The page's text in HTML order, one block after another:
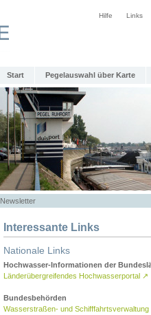
Hilfe Links
Start Pegelauswahl über Karte
Newsletter
Interessante Links
Nationale Links
Hochwasser-Informationen der
Länderübergreifendes Hochwasserportal ↗
Bundesbehörden
Wasserstraßen- und Schifffahrtsverwaltung